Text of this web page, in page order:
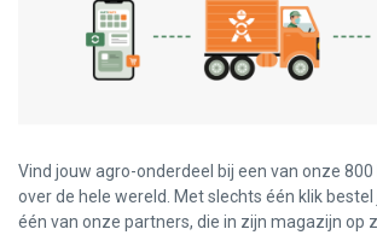
Vind jouw agro-onderdeel bij een van onze
over de hele wereld. Met slechts één klik
één van onze partners, die in zijn magazijn op